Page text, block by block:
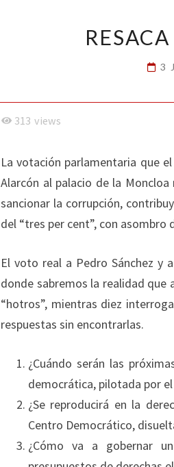
3
313 views
La votación parlamentaria que
Alarcón al palacio de la
sancionar la corrupción,
del “tres per cent”, con asombro
El voto real a Pedro Sánchez y
donde sabremos la realidad que
“hotros”, mientras diez
respuestas sin encontrarlas.
¿Cuándo serán las
democrática, pilotada por
¿Se reproducirá en la
Centro Democrático,
¿Cómo va a gobernar